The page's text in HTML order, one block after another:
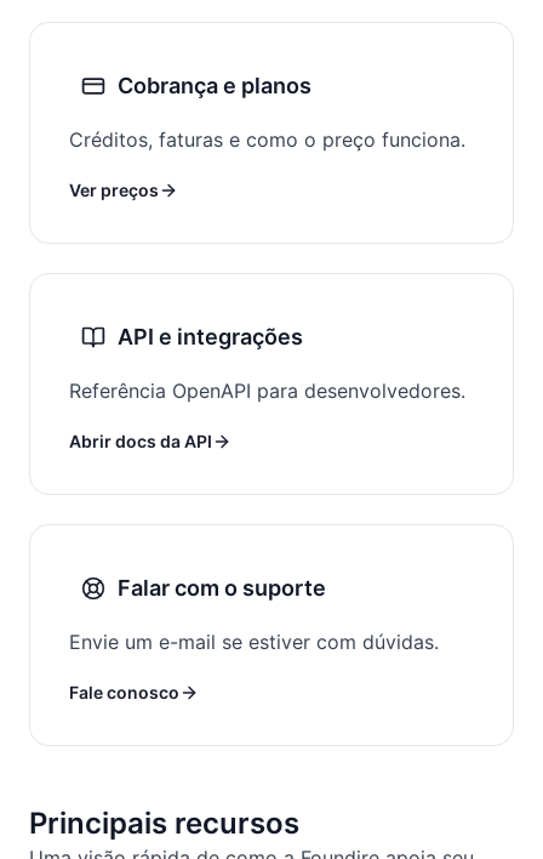
Cobrança e planos
Créditos, faturas e como o preço funciona.
Ver preços
API e integrações
Referência OpenAPI para desenvolvedores.
Abrir docs da API
Falar com o suporte
Envie um e-mail se estiver com dúvidas.
Fale conosco
Principais recursos